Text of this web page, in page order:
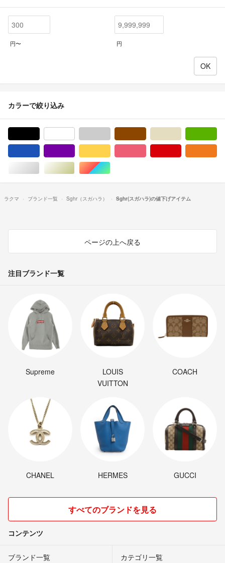
円〜 円
カラーで絞り込み
シルバー/銀色系ゴールド/金色系マルチカラー
ラクマ ブランド一覧 Sghr（スガハラ） Sghr(スガハラ)の値下げアイテム
ページの上へ戻る
注目ブランド一覧
Supreme
LOUIS
VUITTON
COACH
CHANEL HERMES GUCCI
すべてのブランドを見る
コンテンツ
ブランド一覧 カテゴリ一覧